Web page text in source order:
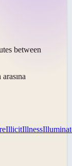
between
arasına
IllicitIllness